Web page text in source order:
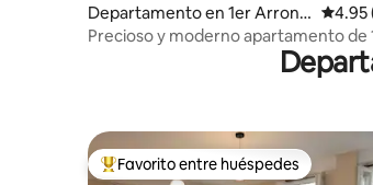
Departamento en 1er Arrondi
ssement
4.95
Precioso y moderno apartamento de
dormitorio justo al lado del Louvre.
De los mejores en Favorito entre
Favorito entre huéspedes